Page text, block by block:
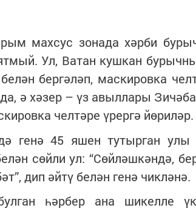
махсус зонада хәрби
Ул, Ватан кушкан
бергәләп, маскировка
ә хәзер – үз авыллары
челтәре үрергә йөриләр.
генә 45 яшен тутырган улы
сөйли ул: “Сөйләшкәндә,
дип әйтү белән генә чикләнә.
һәрбер ана шикелле